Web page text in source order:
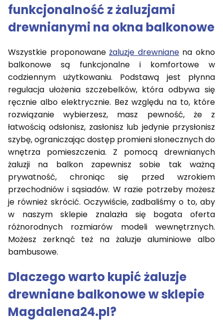
funkcjonalność z żaluzjami
drewnianymi na okna balkonowe
Wszystkie proponowaneżaluzje drewnianena okno
balkonowe są funkcjonalne i komfortowe w
codziennym użytkowaniu. Podstawą jest płynna
regulacja ułożenia szczebelków, która odbywa się
ręcznie albo elektrycznie. Bez względu na to, które
rozwiązanie wybierzesz, masz pewność, że z
łatwością odsłonisz, zasłonisz lub jedynie przysłonisz
szybę, ograniczając dostęp promieni słonecznych do
wnętrza pomieszczenia. Z pomocą drewnianych
żaluzji na balkon zapewnisz sobie tak ważną
prywatność, chroniąc się przed wzrokiem
przechodniów i sąsiadów. W razie potrzeby możesz
je również skrócić. Oczywiście, zadbaliśmy o to, aby
w naszym sklepie znalazła się bogata oferta
różnorodnych rozmiarów modeli wewnętrznych.
Możesz zerknąć też na żaluzje aluminiowe albo
bambusowe.
Dlaczego warto kupić żaluzje
drewniane balkonowe w sklepie
Magdalena24.pl?